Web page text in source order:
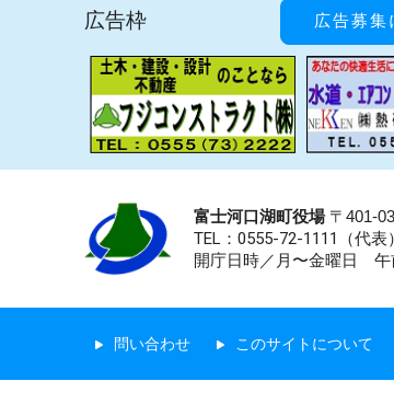
広告枠 広告募集
富士河口湖町役場〒401-
TEL：0555-72-1111 （代表
開庁日時／月〜金曜日 午
問い合わせ このサイトについて